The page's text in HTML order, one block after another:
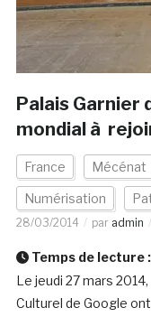
Palais Garnier
mondial à
France Mécénat
Numérisation
28/03/2014 par admin
Temps de lecture :
Le jeudi 27 mars
Culturel de Google